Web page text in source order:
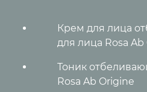
Крем для лица
для лица Rosa
Тоник
Rosa Ab Origine